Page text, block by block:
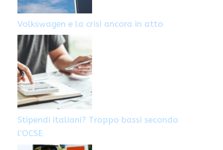
Volkswagen e la crisi ancora in atto
Stipendi italiani? Troppo bassi secondo
l’OCSE